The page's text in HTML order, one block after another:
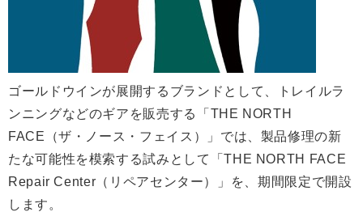
ゴールドウインが展開するブランドとして、トレイルラ
ンニングなどのギアを販売する「THE NORTH
FACE（ザ・ノース・フェイス）」では、製品修理の新
たな可能性を模索する試みとして「THE NORTH FACE
Repair Center（リペアセンター）」を、期間限定で開設
します。